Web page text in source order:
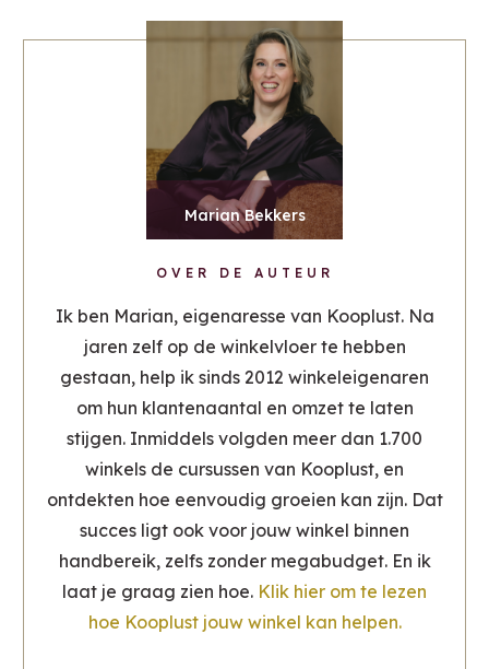
OVER DE AUTEUR
Ik ben Marian, eigenaresse van Kooplust. Na
jaren zelf op de winkelvloer te hebben
gestaan, help ik sinds 2012 winkeleigenaren
om hun klantenaantal en omzet te laten
stijgen. Inmiddels volgden meer dan 1.700
winkels de cursussen van Kooplust, en
ontdekten hoe eenvoudig groeien kan zijn. Dat
succes ligt ook voor jouw winkel binnen
handbereik, zelfs zonder megabudget. En ik
laat je graag zien hoe. Klik hier om te lezen
hoe Kooplust jouw winkel kan helpen.
Marian Bekkers